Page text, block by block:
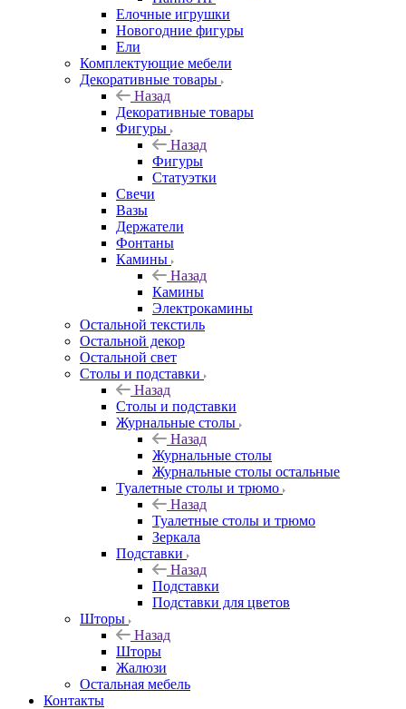
Елочные игрушки
Новогодние фигуры
Ели
Комплектующие мебели
Декоративные товары
Назад
Декоративные товары
Фигуры
Назад
Фигуры
Статуэтки
Свечи
Вазы
Держатели
Фонтаны
Камины
Назад
Камины
Электрокамины
Остальной текстиль
Остальной декор
Остальной свет
Столы и подставки
Назад
Столы и подставки
Журнальные столы
Назад
Журнальные столы
Журнальные столы остальные
Туалетные столы и трюмо
Назад
Туалетные столы и трюмо
Зеркала
Подставки
Назад
Подставки
Подставки для цветов
Шторы
Назад
Шторы
Жалюзи
Остальная мебель
Контакты